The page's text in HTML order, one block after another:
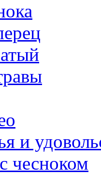
и
чесноком